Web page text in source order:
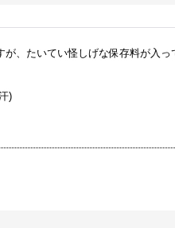
、たいてい怪しげな保存料が入っ
)